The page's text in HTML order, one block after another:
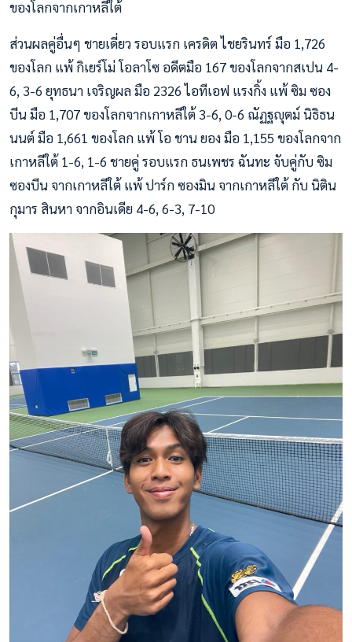
ของโลกจากเกาหลีใต้
ส่วนผลคู่อื่นๆ ชายเดี่ยว รอบแรก เครดิต ไชยรินทร์ มือ 1,726
ของโลก แพ้ กิเยร์โม่ โอลาโซ อดีตมือ 167 ของโลกจากสเปน 4-
6, 3-6 ยุทธนา เจริญผล มือ 2326 ไอทีเอฟ แรงกิ้ง แพ้ ซิม ซอง
บีน มือ 1,707 ของโลกจากเกาหลีใต้ 3-6, 0-6 ณัฏฐญุตม์ นิธิธน
นนต์ มือ 1,661 ของโลก แพ้ โอ ชาน ยอง มือ 1,155 ของโลกจาก
เกาหลีใต้ 1-6, 1-6 ชายคู่ รอบแรก ธนเพชร ฉันทะ จับคู่กับ ซิม
ซองบีน จากเกาหลีใต้ แพ้ ปาร์ก ซองมิน จากเกาหลีใต้ กับ นิติน
กุมาร สินหา จากอินเดีย 4-6, 6-3, 7-10